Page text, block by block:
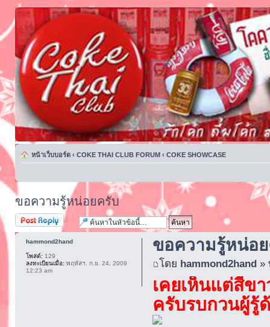
หน้าเว็บบอร์ด ‹ COKE THAI CLUB FORUM ‹ COKE SHOWCASE
ขอความรู้หน่อยครับ
ตอบกระทู้
ขอความรู้หน่อ
โดย hammond2hand »
เคยเห็นแต่สีข
ครับรบกวนผู้รู้
hammond2hand
โพสต์: 129
ลงทะเบียนเมื่อ: พฤหัสฯ. ก.ย. 24, 2009
12:23 am